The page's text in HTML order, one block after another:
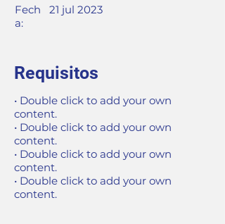
Fech
a:
21 jul 2023
Requisitos
• Double click to add your own
content.
• Double click to add your own
content.
• Double click to add your own
content.
• Double click to add your own
content.